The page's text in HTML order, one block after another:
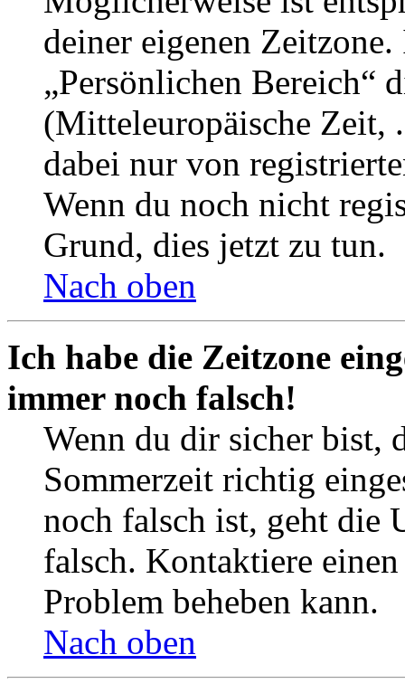
deiner eigenen
„Persönlichen Bereich“
(Mitteleuropäische Zeit,
dabei nur von
Wenn du noch nicht
Grund, dies jetzt zu tun.
Nach oben
Ich habe die Zeitzone
immer noch falsch!
Wenn du dir sicher bist,
Sommerzeit richtig
noch falsch ist, geht die
falsch. Kontaktiere
Problem beheben kann.
Nach oben